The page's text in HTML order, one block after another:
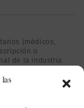
(médicos,
o
de la industria